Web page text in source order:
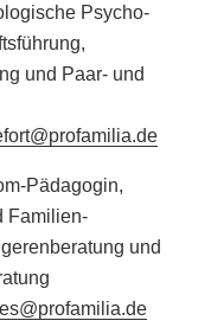
Psycho­
und Paar- und
Pädagogin,
Familien­
und